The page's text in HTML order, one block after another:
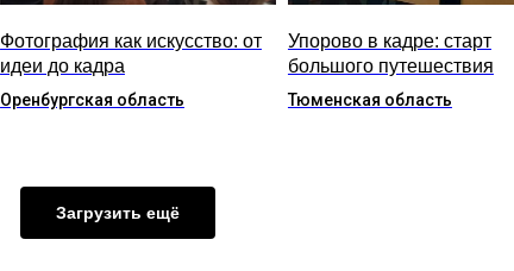
Фотография как искусство: от
идеи до кадра
Оренбургская область
Упорово в кадре: старт
большого путешествия
Тюменская область
Загрузить ещё